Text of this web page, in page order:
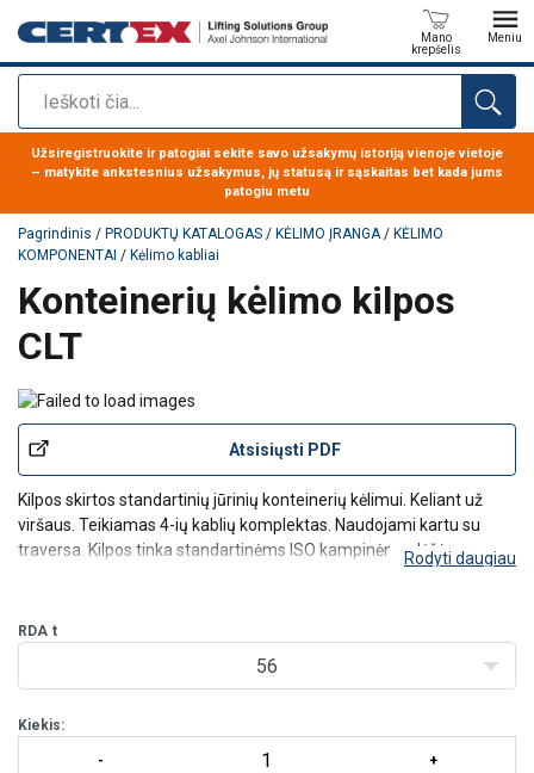
Paieška
Mano
krepšelis
Meniu
Produktas buvo pridėtas prie jūsų užklausos
Užsiregistruokite ir patogiai sekite savo užsakymų istoriją vienoje vietoje
– matykite ankstesnius užsakymus, jų statusą ir sąskaitas bet kada jums
patogiu metu
Pagrindinis / PRODUKTŲ KATALOGAS / KĖLIMO ĮRANGA/ KĖLIMO
KOMPONENTAI / Kėlimo kabliai
Konteinerių kėlimo kilpos
CLT
Atsisiųsti PDF
Kilpos skirtos standartinių jūrinių konteinerių kėlimui. Keliant už
viršaus. Teikiamas 4-ių kablių komplektas. Naudojami kartu su
traversa. Kilpos tinka standartinėms ISO kampinėms dėžėms.
kampinėse detalėse pasukus kilpą 90° kampu, kad
Rodyti daugiau
RDA t
56
Kiekis: